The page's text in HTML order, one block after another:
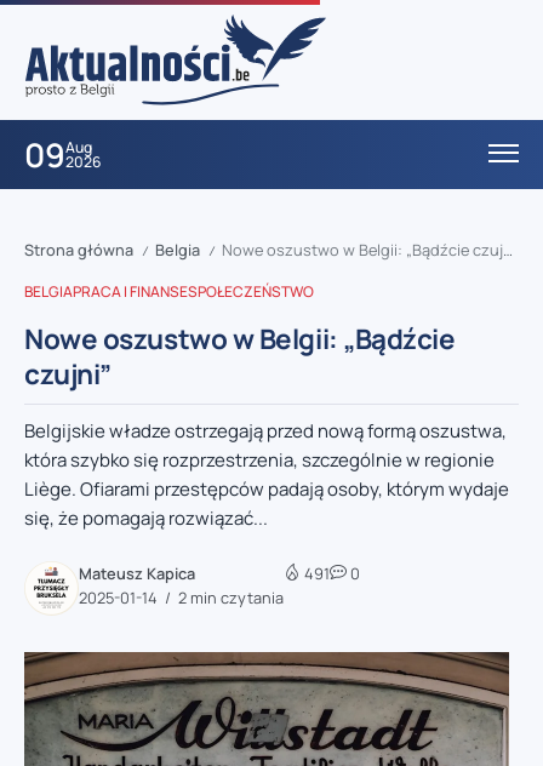
09Aug
2026
Strona główna / Belgia / Nowe oszustwo w Belgii: „Bądźcie czujni”
BELGIAPRACA I FINANSESPOŁECZEŃSTWO
Nowe oszustwo w Belgii: „Bądźcie
czujni”
Belgijskie władze ostrzegają przed nową formą oszustwa,
która szybko się rozprzestrzenia, szczególnie w regionie
Liège. Ofiarami przestępców padają osoby, którym wydaje
się, że pomagają rozwiązać...
Mateusz Kapica
2025-01-14
2 min czytania
491 0